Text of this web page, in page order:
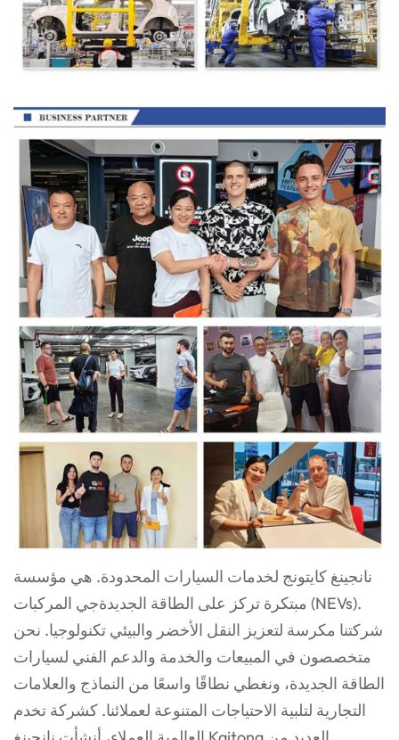
نانجينغ كايتونج لخدمات السيارات المحدودة. هي مؤسسة
مبتكرة تركز على الطاقة الجديدةجي المركبات (NEVs).
شركتنا مكرسة لتعزيز النقل الأخضر والبيئي تكنولوجيا. نحن
متخصصون في المبيعات والخدمة والدعم الفني لسيارات
الطاقة الجديدة، ونغطي نطاقًا واسعًا من النماذج والعلامات
التجارية لتلبية الاحتياجات المتنوعة لعملائنا. كشركة تخدم